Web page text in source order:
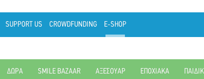
SUPPORT US CROWDFUNDING E-SHOP
ΔΩΡΑ SMILE BAZAAR ΑΞΕΣΟΥΑΡ ΕΠΟΧΙΑΚΑ